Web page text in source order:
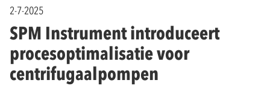
2-7-2025
SPM Instrument introduceert
procesoptimalisatie voor
centrifugaalpompen